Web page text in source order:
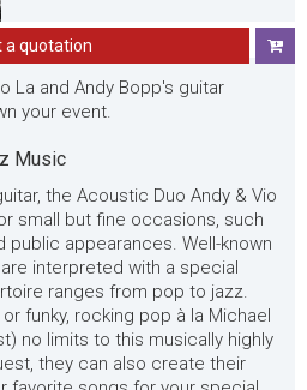
a quotation
La and Andy Bopp's guitar
your event.
Music
the Acoustic Duo Andy & Vio
small but fine occasions, such
public appearances. Well-known
interpreted with a special
ranges from pop to jazz.
funky, rocking pop à la Michael
no limits to this musically highly
they can also create their